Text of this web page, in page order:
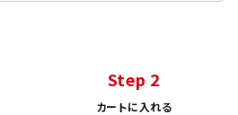
Step 2
カートに入れる